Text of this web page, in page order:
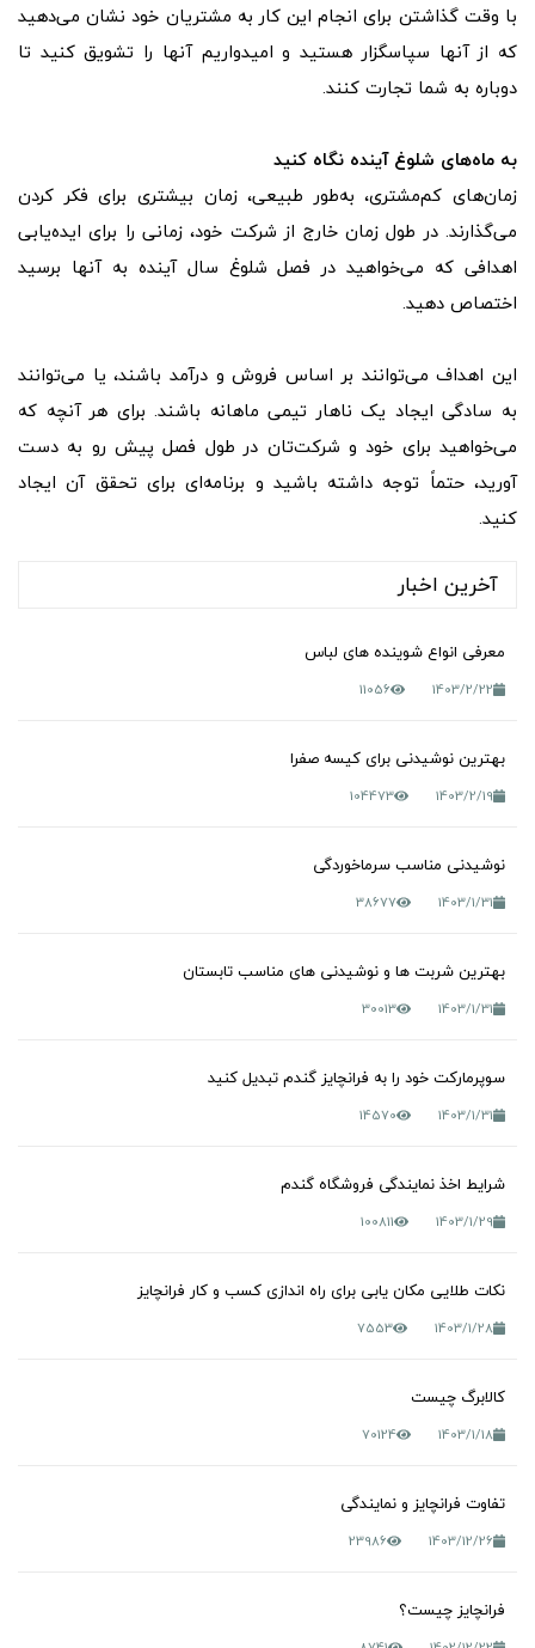
با وقت گذاشتن برای انجام این کار به مشتریان خود نشان می‌دهید
که از آنها سپاسگزار هستید و امیدواریم آنها را تشویق کنید تا
دوباره به شما تجارت کنند.
به ماه‌های شلوغ آینده نگاه کنید
زمان‌های کم‌مشتری، به‌طور طبیعی، زمان بیشتری برای فکر کردن
می‌گذارند. در طول زمان خارج از شرکت خود، زمانی را برای ایده‌یابی
اهدافی که می‌خواهید در فصل شلوغ سال آینده به آنها برسید
اختصاص دهید.
این اهداف می‌توانند بر اساس فروش و درآمد باشند، یا می‌توانند
به سادگی ایجاد یک ناهار تیمی ماهانه باشند. برای هر آنچه که
می‌خواهید برای خود و شرکت‌تان در طول فصل پیش رو به دست
آورید، حتماً توجه داشته باشید و برنامه‌ای برای تحقق آن ایجاد
کنید.
آخرین اخبار
معرفی انواع شوینده های لباس
1403/2/22
11056
بهترین نوشیدنی برای کیسه صفرا
1403/2/19
104473
نوشیدنی مناسب سرماخوردگی
1403/1/31
38677
بهترین شربت ها و نوشیدنی های مناسب تابستان
1403/1/31
30013
سوپرمارکت خود را به فرانچایز گندم تبدیل کنید
1403/1/31
14570
شرایط اخذ نمایندگی فروشگاه گندم
1403/1/29
100811
نکات طلایی مکان یابی برای راه اندازی کسب و کار فرانچایز
1403/1/28
7553
کالابرگ چیست
1403/1/18
70124
تفاوت فرانچایز و نمایندگی
1403/12/26
23986
فرانچایز چیست؟